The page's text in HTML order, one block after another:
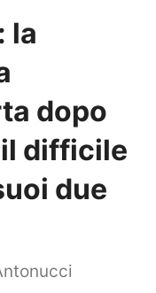
la
dopo
difficile
due